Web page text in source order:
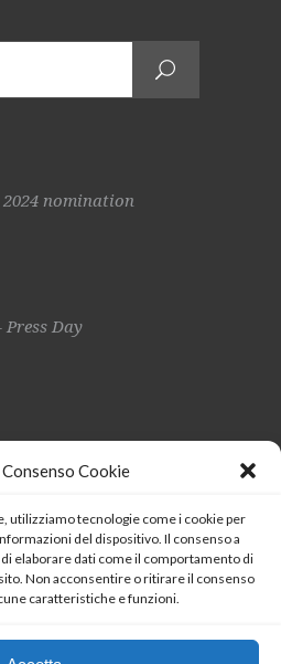
Cookie
utilizziamo tecnologie come i cookie per
del dispositivo. Il consenso a
elaborare dati come il comportamento di
Non acconsentire o ritirare il consenso
caratteristiche e funzioni.
nomination
Day